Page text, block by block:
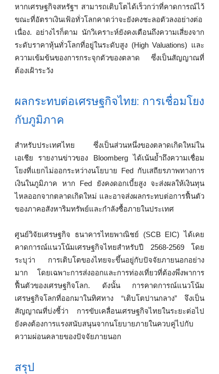
หากเศรษฐกิจสหรัฐฯ สามารถเติบโตได้เร็วกว่าที่คาดการณ์ไว้
ขณะที่อัตราเงินเฟ้อทั่วโลกคาดว่าจะยังคงชะลอตัวลงอย่างต่อ
เนื่อง. อย่างไรก็ตาม นักวิเคราะห์ยังคงเตือนถึงความเสี่ยงจาก
ระดับราคาหุ้นทั่วโลกที่อยู่ในระดับสูง (High Valuations) และ
ความเข้มข้นของการกระจุกตัวของตลาด ซึ่งเป็นสัญญาณที่
ต้องเฝ้าระวัง
ผลกระทบต่อเศรษฐกิจไทย: การเชื่อมโยง
กับภูมิภาค
สำหรับประเทศไทย ซึ่งเป็นส่วนหนึ่งของตลาดเกิดใหม่ใน
เอเชีย รายงานข่าวของ Bloomberg ได้เน้นย้ำถึงความเชื่อม
โยงที่แยกไม่ออกระหว่างนโยบาย Fed กับเสถียรภาพทางการ
เงินในภูมิภาค หาก Fed ยังคงดอกเบี้ยสูง จะส่งผลให้เงินทุน
ไหลออกจากตลาดเกิดใหม่ และอาจส่งผลกระทบต่อการฟื้นตัว
ของภาคอสังหาริมทรัพย์และกำลังซื้อภายในประเทศ
ศูนย์วิจัยเศรษฐกิจ ธนาคารไทยพาณิชย์ (SCB EIC) ได้เคย
คาดการณ์แนวโน้มเศรษฐกิจไทยสำหรับปี 2568-2569 โดย
ระบุว่า การเติบโตของไทยจะขึ้นอยู่กับปัจจัยภายนอกอย่าง
มาก โดยเฉพาะการส่งออกและการท่องเที่ยวที่ต้องพึ่งพาการ
ฟื้นตัวของเศรษฐกิจโลก. ดังนั้น การคาดการณ์แนวโน้ม
เศรษฐกิจโลกที่ออกมาในทิศทาง “เติบโตปานกลาง” จึงเป็น
สัญญาณที่บ่งชี้ว่า การขับเคลื่อนเศรษฐกิจไทยในระยะต่อไป
ยังคงต้องการแรงสนับสนุนจากนโยบายภายในควบคู่ไปกับ
ความผ่อนคลายของปัจจัยภายนอก
สรุป